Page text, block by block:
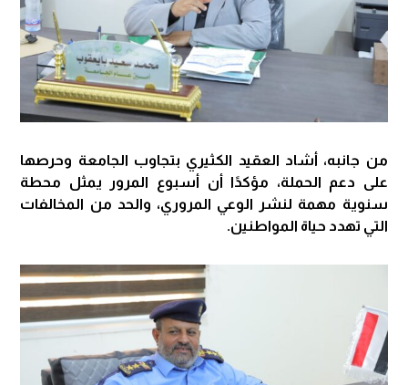
من جانبه، أشاد العقيد الكثيري بتجاوب الجامعة وحرصها
على دعم الحملة، مؤكدًا أن أسبوع المرور يمثل محطة
سنوية مهمة لنشر الوعي المروري، والحد من المخالفات
التي تهدد حياة المواطنين.